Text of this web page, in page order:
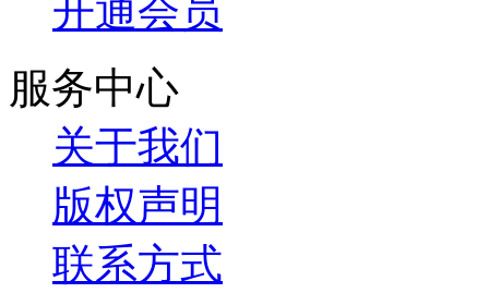
开通会员
服务中心
关于我们
版权声明
联系方式